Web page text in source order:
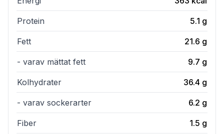
Protein 5.1 g
Fett 21.6 g
- varav mättat fett 9.7 g
Kolhydrater 36.4 g
- varav sockerarter 6.2 g
Fiber 1.5 g